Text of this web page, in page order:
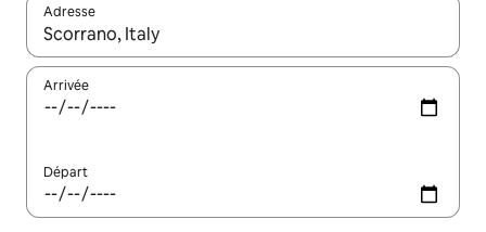
Adresse
Lorsque les résultats s'affichent, utilisez les flèches vers le
Arrivée
Départ